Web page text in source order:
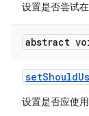
设置是否尝试
abstract
setShould
设置是否应使